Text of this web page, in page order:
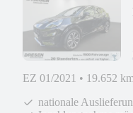
EZ 01/2021 • 19.652 km
nationale